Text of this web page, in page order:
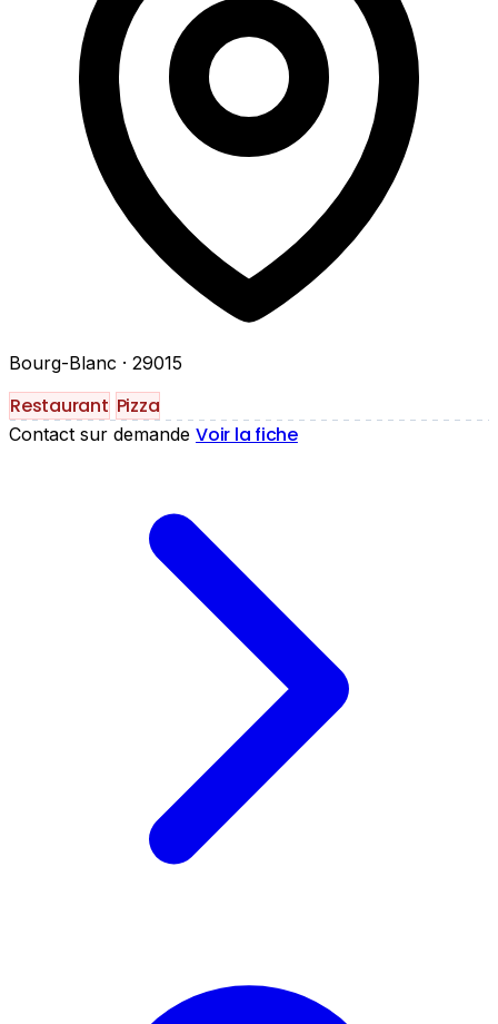
Bourg-Blanc · 29015
Restaurant Pizza
Contact sur demande Voir la fiche